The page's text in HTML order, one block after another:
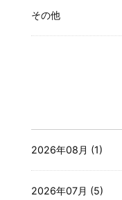
その他
2026年08月 (1)
2026年07月 (5)